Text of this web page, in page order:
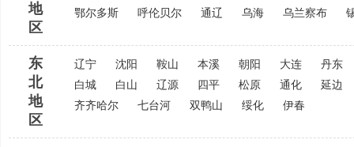
地
区
鄂尔多斯
呼伦贝尔 通辽 乌海 乌兰察布
东
北
地
区
辽宁 沈阳 鞍山 本溪 朝阳 大连
丹东
白城
白山 辽源 四平 松原 通化
延边
齐齐哈尔
七台河 双鸭山 绥化 伊春